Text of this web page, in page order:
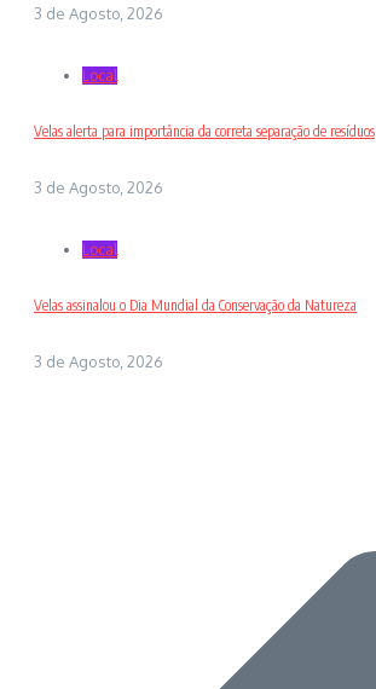
3 de Agosto, 2026
Local
Velas alerta para importância da correta separação de resíduos
3 de Agosto, 2026
Local
Velas assinalou o Dia Mundial da Conservação da Natureza
3 de Agosto, 2026